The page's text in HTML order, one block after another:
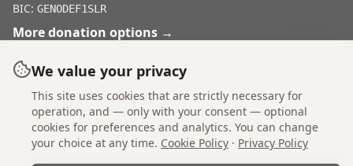
BIC: GENODEF1SLR
More donation options →
Don't shop, adopt.
We value your privacy
This site uses cookies that are strictly necessary for
operation, and — only with your consent — optional
cookies for preferences and analytics. You can change
your choice at any time. Cookie Policy · Privacy Policy